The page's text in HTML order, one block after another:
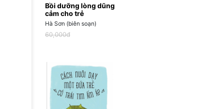
Bồi dưỡng lòng dũng
cảm cho trẻ
Hà Sơn (biên soạn)
60,000đ